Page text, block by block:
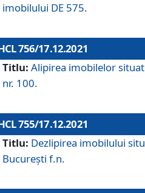
imobilului DE 575.
756/17.12.2021
Titlu: Alipirea imobilelor
nr. 100.
755/17.12.2021
Titlu: Dezlipirea imobilului
București f.n.